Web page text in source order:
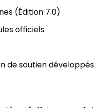
(Édition 7.0)
officiels
de soutien